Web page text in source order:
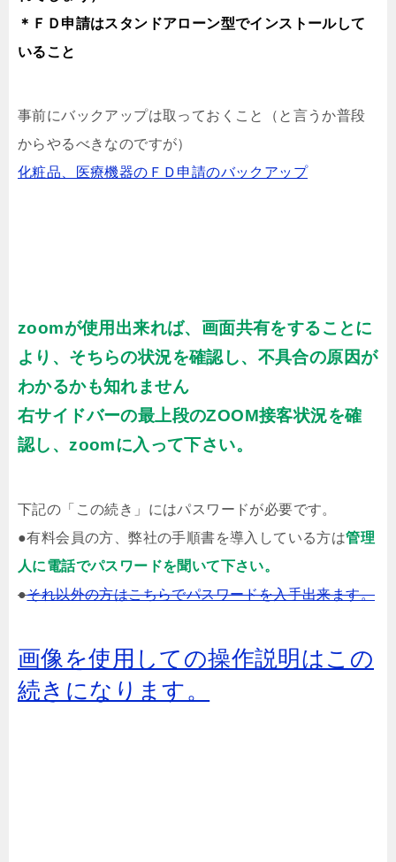
＊ＦＤ申請はスタンドアローン型でインストールして
いること
事前にバックアップは取っておくこと（と言うか普段
からやるべきなのですが）
化粧品、医療機器のＦＤ申請のバックアップ
zoomが使用出来れば、画面共有をすることに
より、そちらの状況を確認し、不具合の原因が
わかるかも知れません
右サイドバーの最上段のZOOM接客状況を確
認し、zoomに入って下さい。
下記の「この続き」にはパスワードが必要です。
●有料会員の方、弊社の手順書を導入している方は管理
人に電話でパスワードを聞いて下さい。
●それ以外の方はこちらでパスワードを入手出来ます。
画像を使用しての操作説明はこの
続きになります。